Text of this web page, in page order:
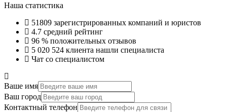
Наша статистика
51809 зарегистрированных компаний и юристов
4.7 средний рейтинг
96 % положительных отзывов
5 020 524 клиента нашли специалиста
Чат со специалистом
Ваше имя
Ваш город
Контактный телефон